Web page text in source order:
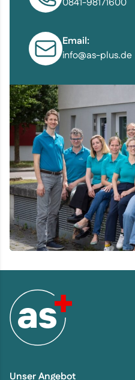
Email:
info@as-plus.de
Unser Angebot